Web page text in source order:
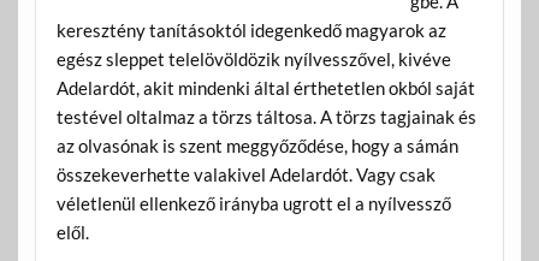
keresztény tanításoktól idegenkedő magyarok az
egész sleppet telelövöldözik nyílvesszővel, kivéve
Adelardót, akit mindenki által érthetetlen okból saját
testével oltalmaz a törzs táltosa. A törzs tagjainak és
az olvasónak is szent meggyőződése, hogy a sámán
összekeverhette valakivel Adelardót. Vagy csak
véletlenül ellenkező irányba ugrott el a nyílvessző
elől.